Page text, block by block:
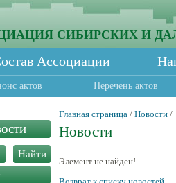
СИБИРСКИХ И
Ассоциации
актов Перечень актов
Главная страница / Новости /
Новости
Элемент не найден!